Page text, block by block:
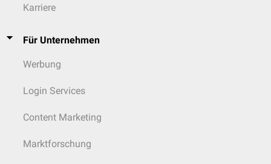
Karriere
Für Unternehmen
Werbung
Login Services
Content Marketing
Marktforschung